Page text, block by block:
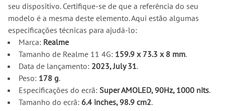
seu dispositivo. Certifique-se de que a referência do seu
modelo é a mesma deste elemento. Aqui estão algumas
especificações técnicas para ajudá-lo:
Marca: Realme
Tamanho de Realme 11 4G: 159.9 x 73.3 x 8 mm.
Data de lançamento: 2023, July 31.
Peso: 178 g.
Especificações do ecrã: Super AMOLED, 90Hz, 1000 nits.
Tamanho do ecrã: 6.4 inches, 98.9 cm2.